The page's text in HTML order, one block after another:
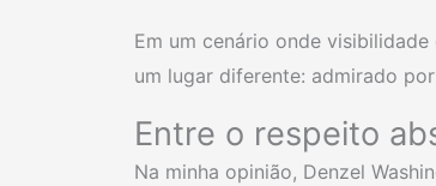
Em um cenário onde
um lugar diferente: admirado
Entre o respeito
Na minha opinião, Denzel